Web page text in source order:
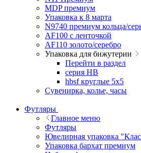
MDP премиум
Упаковка к 8 марта
N9740 премиум кольца/
AF100 с ленточкой
AF110 золото/серебро
Упаковка для бижутерии
Перейти в раздел
серия HB
hbsf круглые 5x5
Сувенирка, колье, часы
Футляры
Главное меню
Футляры
Ювелирная упаковка
Упаковка бархат премиум